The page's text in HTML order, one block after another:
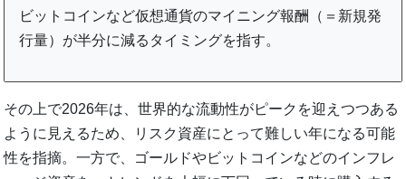
ビットコインなど仮想通貨のマイニング報酬（＝新規発
行量）が半分に減るタイミングを指す。
その上で2026年は、世界的な流動性がピークを迎えつつある
ように見えるため、リスク資産にとって難しい年になる可能
性を指摘。一方で、ゴールドやビットコインなどのインフレ